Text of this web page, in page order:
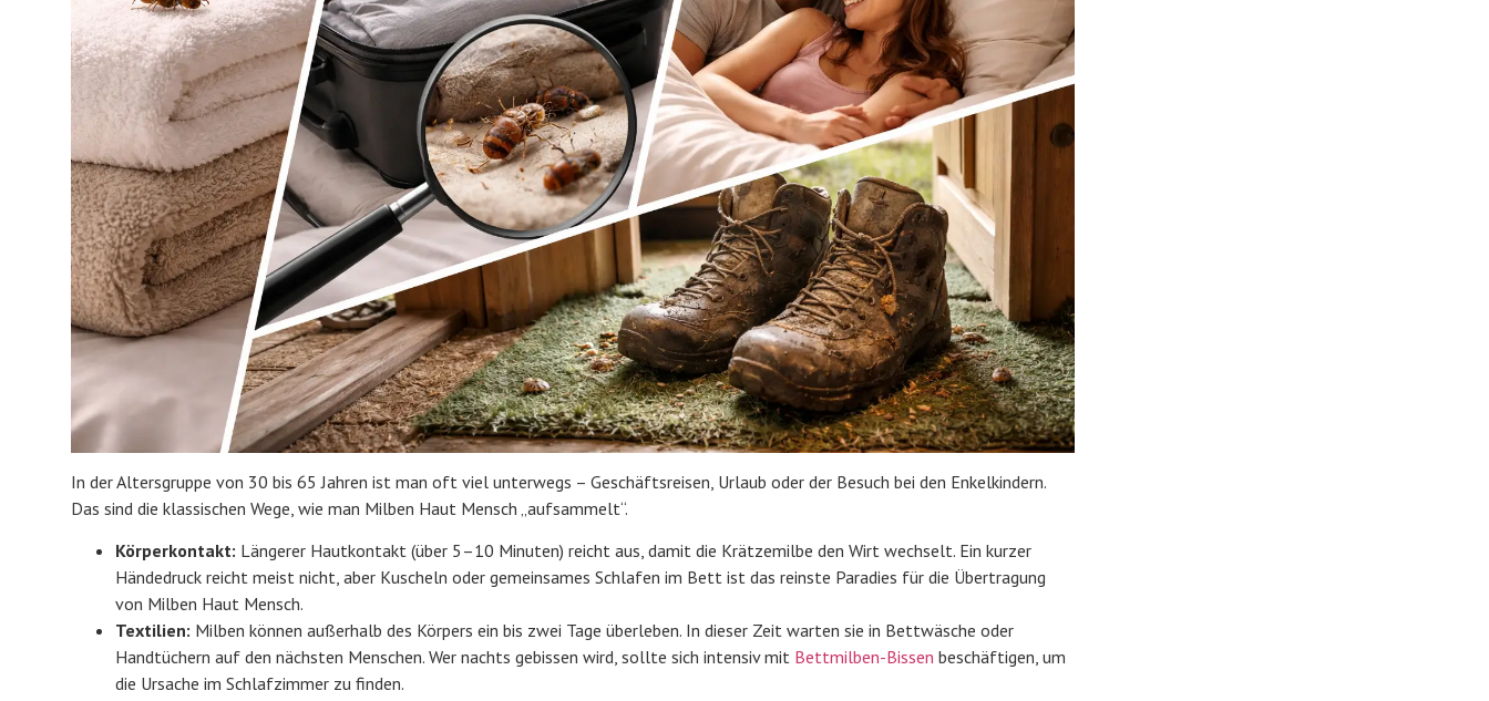
In der Altersgruppe von 30 bis 65 Jahren ist man oft viel unterwegs – Geschäftsreisen, Urlaub oder der Besuch bei den Enkelkindern.
Das sind die klassischen Wege, wie man Milben Haut Mensch „aufsammelt“.
Körperkontakt: Längerer Hautkontakt (über 5–10 Minuten) reicht aus, damit die Krätzemilbe den Wirt wechselt. Ein kurzer
Händedruck reicht meist nicht, aber Kuscheln oder gemeinsames Schlafen im Bett ist das reinste Paradies für die Übertragung
von Milben Haut Mensch.
Textilien: Milben können außerhalb des Körpers ein bis zwei Tage überleben. In dieser Zeit warten sie in Bettwäsche oder
Handtüchern auf den nächsten Menschen. Wer nachts gebissen wird, sollte sich intensiv mit Bettmilben-Bissen beschäftigen, um
die Ursache im Schlafzimmer zu finden.